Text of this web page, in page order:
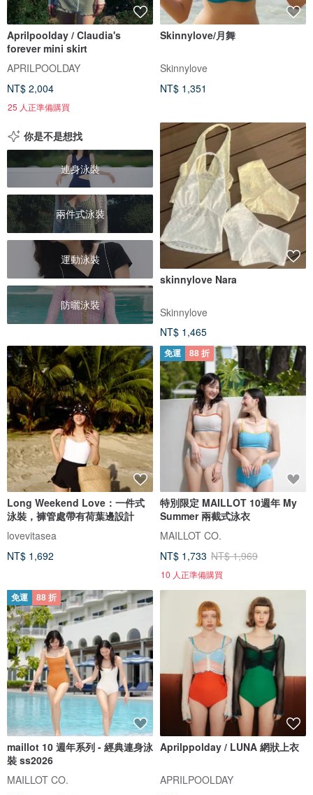
Aprilpoolday / Claudia's
forever mini skirt
APRILPOOLDAY
NT$ 2,004
25 人正準備購買
Skinnylove/月舞
Skinnylove
NT$ 1,351
你是不是想找
連身泳裝
兩件式泳裝
運動泳裝
防曬泳裝
skinnylove Nara
Skinnylove
NT$ 1,465
Long Weekend Love：一件式
泳裝，褲管處帶有荷葉邊設計
lovevitasea
NT$ 1,692
免運 88 折
特別限定 MAILLOT 10週年 My
Summer 兩截式泳衣
MAILLOT CO.
NT$ 1,733 NT$ 1,969
10 人正準備購買
免運 88 折
maillot 10 週年系列 - 經典連身泳
裝 ss2026
MAILLOT CO.
Aprilppolday / LUNA 網狀上衣
APRILPOOLDAY